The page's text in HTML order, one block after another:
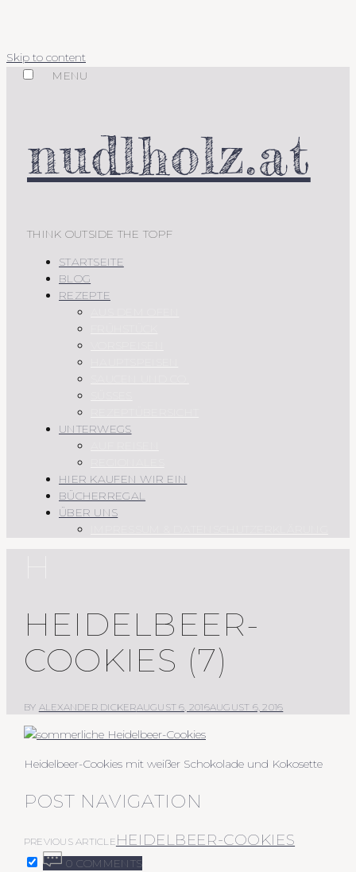
Skip to content
MENU
nudlholz.at
THINK OUTSIDE THE TOPF
STARTSEITE
BLOG
REZEPTE
UNTERWEGS
HIER KAUFEN WIR EIN
BÜCHERREGAL
ÜBER UNS
HEIDELBEER-
COOKIES (7)
BY ALEXANDER DICKERAUGUST 6, 2016AUGUST 6, 2016
Heidelbeer-Cookies mit weißer Schokolade und Kokosette
POST NAVIGATION
PREVIOUS ARTICLE HEIDELBEER-COOKIES
0 COMMENTS